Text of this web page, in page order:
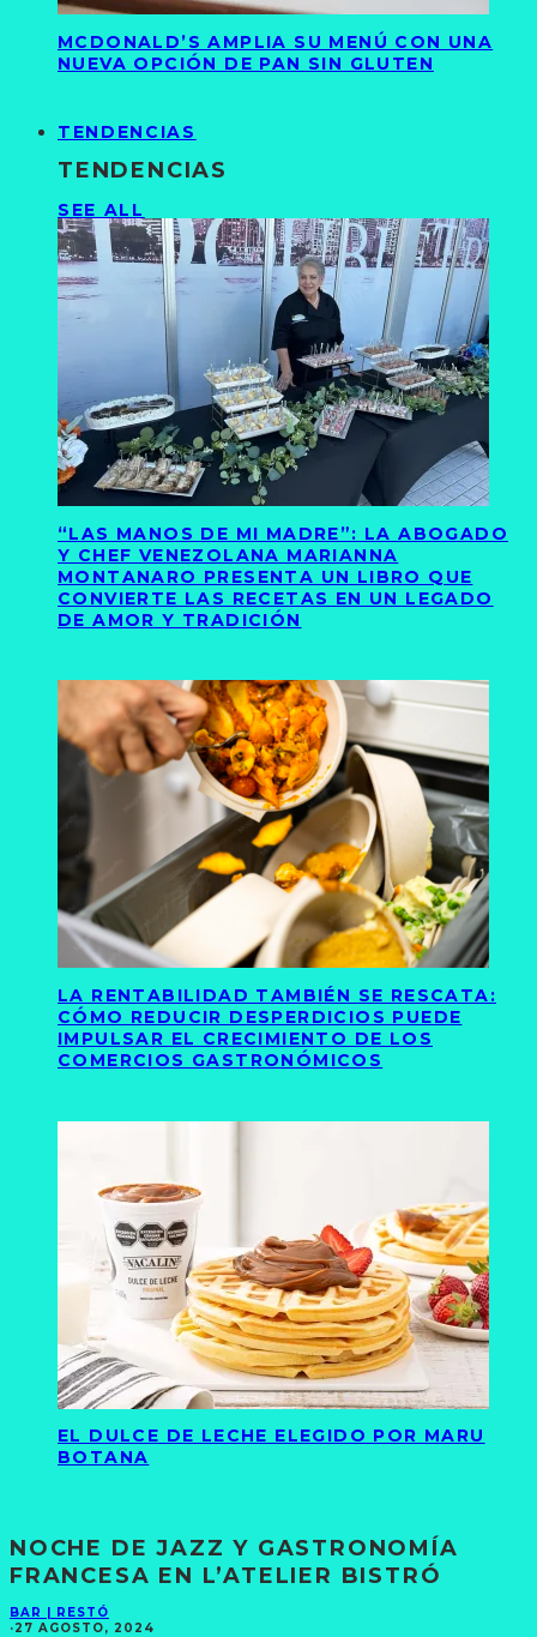
MCDONALD’S AMPLIA SU MENÚ CON UNA
NUEVA OPCIÓN DE PAN SIN GLUTEN
TENDENCIAS
TENDENCIAS
SEE ALL
“LAS MANOS DE MI MADRE”: LA ABOGADO
Y CHEF VENEZOLANA MARIANNA
MONTANARO PRESENTA UN LIBRO QUE
CONVIERTE LAS RECETAS EN UN LEGADO
DE AMOR Y TRADICIÓN
LA RENTABILIDAD TAMBIÉN SE RESCATA:
CÓMO REDUCIR DESPERDICIOS PUEDE
IMPULSAR EL CRECIMIENTO DE LOS
COMERCIOS GASTRONÓMICOS
EL DULCE DE LECHE ELEGIDO POR MARU
BOTANA
NOCHE DE JAZZ Y GASTRONOMÍA
FRANCESA EN L’ATELIER BISTRÓ
BAR | RESTÓ
·27 AGOSTO, 2024